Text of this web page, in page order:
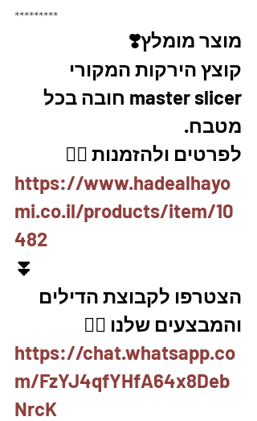
*********
מוצר מומלץ❣️
קוצץ הירקות המקורי
master slicer חובה בכל
מטבח.
לפרטים ולהזמנות 👇🏼
https://www.hadealhayo
mi.co.il/products/item/10
482
⏬
הצטרפו לקבוצת הדילים
והמבצעים שלנו 👇🏽
https://chat.whatsapp.co
m/FzYJ4qfYHfA64x8Deb
NrcK